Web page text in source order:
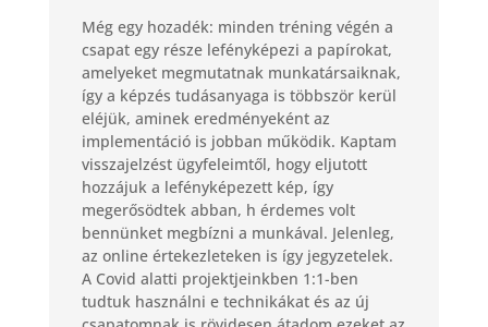
Még egy hozadék: minden tréning végén a
csapat egy része lefényképezi a papírokat,
amelyeket megmutatnak munkatársaiknak,
így a képzés tudásanyaga is többször kerül
eléjük, aminek eredményeként az
implementáció is jobban működik. Kaptam
visszajelzést ügyfeleimtől, hogy eljutott
hozzájuk a lefényképezett kép, így
megerősödtek abban, h érdemes volt
bennünket megbízni a munkával. Jelenleg,
az online értekezleteken is így jegyzetelek.
A Covid alatti projektjeinkben 1:1-ben
tudtuk használni e technikákat és az új